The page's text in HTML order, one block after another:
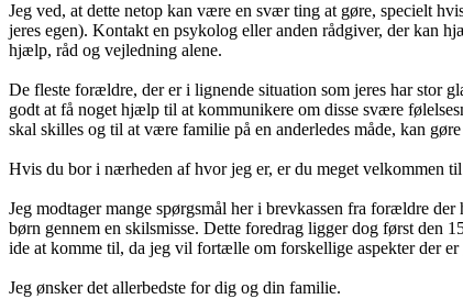
Jeg ved, at dette netop kan være en svær ting at gøre, specielt
jeres egen). Kontakt en psykolog eller anden rådgiver, der kan
hjælp, råd og vejledning alene.
De fleste forældre, der er i lignende situation som jeres har stor
godt at få noget hjælp til at kommunikere om disse svære
skal skilles og til at være familie på en anderledes måde, kan
Hvis du bor i nærheden af hvor jeg er, er du meget velkommen
Jeg modtager mange spørgsmål her i brevkassen fra forældre
børn gennem en skilsmisse. Dette foredrag ligger dog først den
ide at komme til, da jeg vil fortælle om forskellige aspekter der
Jeg ønsker det allerbedste for dig og din familie.